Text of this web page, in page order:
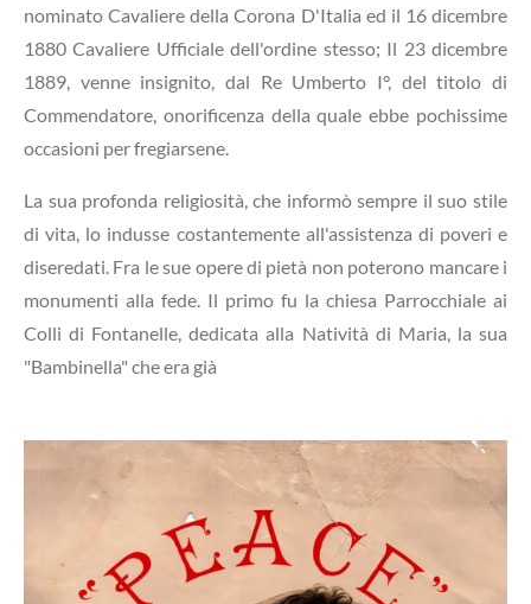
nominato Cavaliere della Corona D'Italia ed il 16 dicembre
1880 Cavaliere Ufficiale dell'ordine stesso; Il 23 dicembre
1889, venne insignito, dal Re Umberto I°, del titolo di
Commendatore, onorificenza della quale ebbe pochissime
occasioni per fregiarsene.
La sua profonda religiosità, che informò sempre il suo stile
di vita, lo indusse costantemente all'assistenza di poveri e
diseredati. Fra le sue opere di pietà non poterono mancare i
monumenti alla fede. Il primo fu la chiesa Parrocchiale ai
Colli di Fontanelle, dedicata alla Natività di Maria, la sua
"Bambinella" che era già